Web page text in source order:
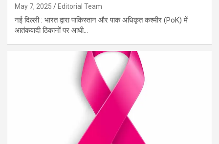
May 7, 2025 Editorial Team
नई दिल्ली : भारत द्वारा पाकिस्तान और पाक अधिकृत कश्मीर (PoK) में
आतंकवादी ठिकानों पर आधी…